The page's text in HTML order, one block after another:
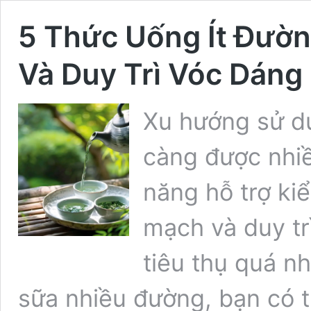
5 Thức Uống Ít
Và Duy Trì Vóc Dáng
Xu hướng sử
càng được
năng hỗ trợ
mạch và duy
tiêu thụ quá
sữa nhiều đường, bạn